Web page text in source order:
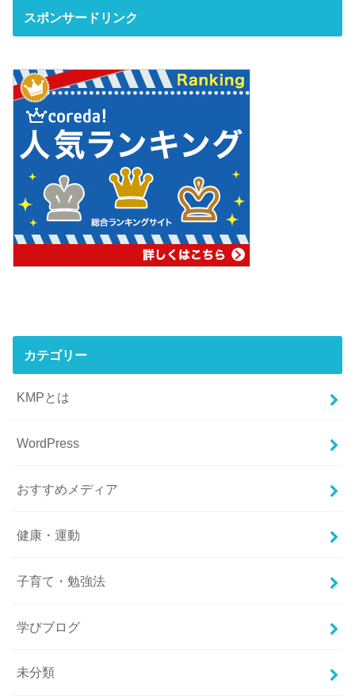
スポンサードリンク
カテゴリー
KMPとは
WordPress
おすすめメディア
健康・運動
子育て・勉強法
学びブログ
未分類